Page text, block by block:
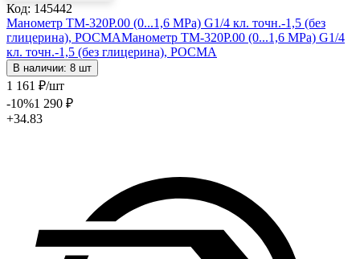
Код: 145442
Манометр ТМ-320Р.00 (0...1,6 МРа) G1/4 кл. точн.-1,5 (без
глицерина), РОСМАМанометр ТМ-320Р.00 (0...1,6 МРа) G1/4
кл. точн.-1,5 (без глицерина), РОСМА
В наличии: 8 шт
1 161 ₽/шт
-10%1 290 ₽
+34.83